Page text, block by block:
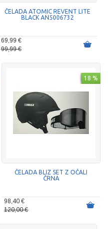
ČELADA ATOMIC REVENT LITE
BLACK AN5006732
69,99 €
99,99 €
18 %
ČELADA BLIZ SET Z OČALI
ČRNA
98,40 €
120,00 €